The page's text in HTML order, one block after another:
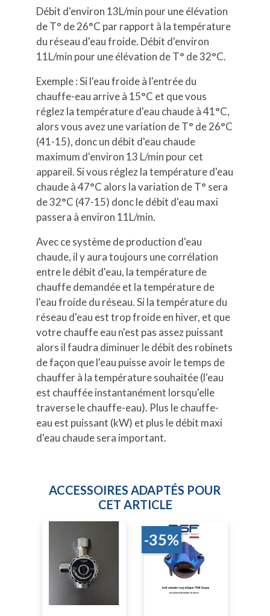
Débit d'environ 13L/min pour une élévation
de T° de 26°C par rapport à la température
du réseau d'eau froide. Débit d'environ
11L/min pour une élévation de T° de 32°C.
Exemple : Si l'eau froide à l'entrée du
chauffe-eau arrive à 15°C et que vous
réglez la température d'eau chaude à 41°C,
alors vous avez une variation de T° de 26°C
(41-15), donc un débit d'eau chaude
maximum d'environ 13 L/min pour cet
appareil. Si vous réglez la température d'eau
chaude à 47°C alors la variation de T° sera
de 32°C (47-15) donc le débit d'eau maxi
passera à environ 11L/min.
Avec ce système de production d'eau
chaude, il y aura toujours une corrélation
entre le débit d'eau, la température de
chauffe demandée et la température de
l'eau froide du réseau. Si la température du
réseau d'eau est trop froide en hiver, et que
votre chauffe eau n'est pas assez puissant
alors il faudra diminuer le débit des robinets
de façon que l'eau puisse avoir le temps de
chauffer à la température souhaitée (l'eau
est chauffée instantanément lorsqu'elle
traverse le chauffe-eau). Plus le chauffe-
eau est puissant (kW) et plus le débit maxi
d'eau chaude sera important.
ACCESSOIRES ADAPTÉS POUR
CET ARTICLE
-35%